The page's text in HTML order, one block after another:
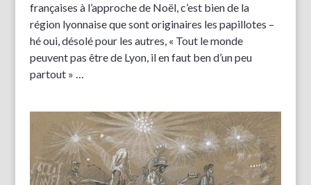
françaises à l’approche de Noël, c’est bien de la
région lyonnaise que sont originaires les papillotes –
hé oui, désolé pour les autres, « Tout le monde
peuvent pas être de Lyon, il en faut ben d’un peu
partout » …